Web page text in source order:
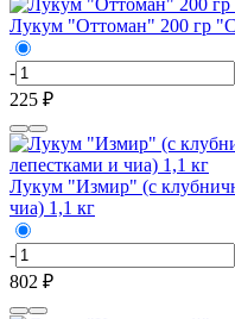
Лукум "Оттоман" 200 гр
-
225 ₽
Лукум "Измир" (с
чиа) 1,1 кг
-
802 ₽